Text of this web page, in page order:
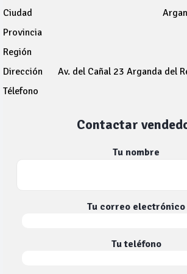
Ciudad
Provincia
Región
Dirección
Av. del Cañal 23 Arganda del
Télefono
Contactar
Tu nombre
Tu correo electrónico
Tu teléfono